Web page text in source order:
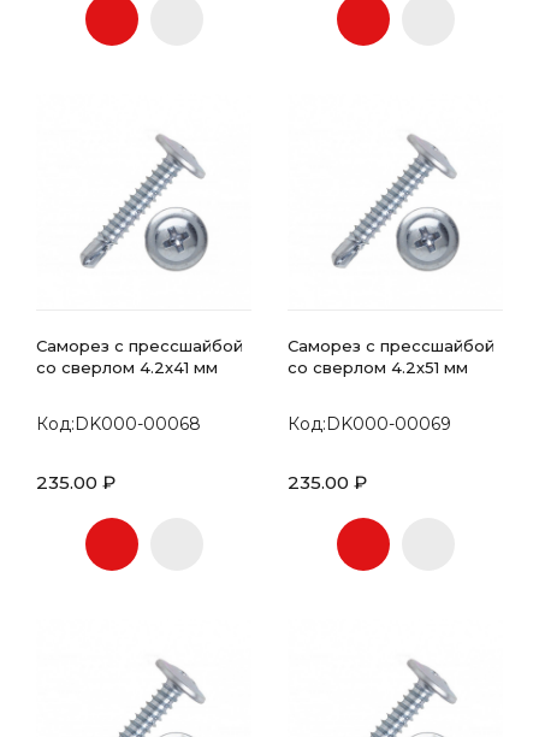
Саморез с прессшайбой
со сверлом 4.2х41 мм
Код:DK000-00068
235.00 ₽
Саморез с прессшайбой
со сверлом 4.2х51 мм
Код:DK000-00069
235.00 ₽